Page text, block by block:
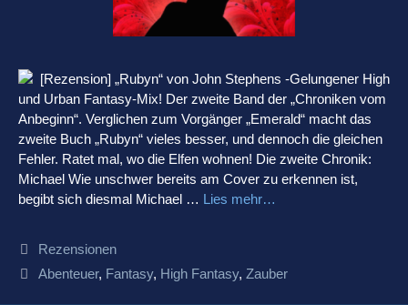
[Rezension] „Rubyn“ von John Stephens -Gelungener High
und Urban Fantasy-Mix! Der zweite Band der „Chroniken vom
Anbeginn“. Verglichen zum Vorgänger „Emerald“ macht das
zweite Buch „Rubyn“ vieles besser, und dennoch die gleichen
Fehler. Ratet mal, wo die Elfen wohnen! Die zweite Chronik:
Michael Wie unschwer bereits am Cover zu erkennen ist,
begibt sich diesmal Michael … Lies mehr…
Kategorien
Rezensionen
Schlagwörter
Abenteuer, Fantasy, High Fantasy, Zauber